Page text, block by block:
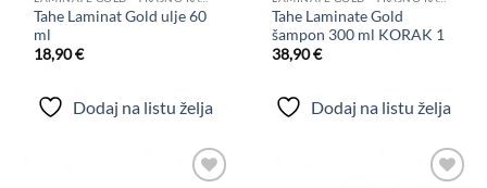
Tahe Laminat Gold ulje 60
ml
18,90€
Dodaj na listu želja
Tahe Laminate Gold
šampon 300 ml KORAK 1
38,90€
Dodaj na listu želja